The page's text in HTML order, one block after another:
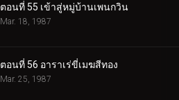
ตอนที่ 55 เข้าสู่หมู่บ้านเพนกวิน
Mar. 18, 1987
ตอนที่ 56 อาราเร่ขี่เมฆสีทอง
Mar. 25, 1987